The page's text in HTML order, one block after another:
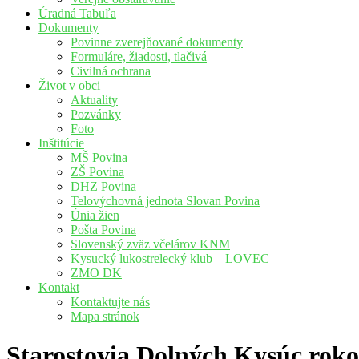
Úradná Tabuľa
Dokumenty
Povinne zverejňované dokumenty
Formuláre, žiadosti, tlačivá
Civilná ochrana
Život v obci
Aktuality
Pozvánky
Foto
Inštitúcie
MŠ Povina
ZŠ Povina
DHZ Povina
Telovýchovná jednota Slovan Povina
Únia žien
Pošta Povina
Slovenský zväz včelárov KNM
Kysucký lukostrelecký klub – LOVEC
ZMO DK
Kontakt
Kontaktujte nás
Mapa stránok